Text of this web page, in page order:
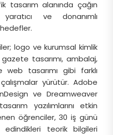
tasarım alanında çağın
ve donanımlı
logo ve kurumsal kimlik
tasarımı, ambalaj,
tasarımı gibi farklı
yürütür. Adobe
ve Dreamweaver
yazılımlarını etkin
öğrenciler, 30 iş günü
teorik bilgileri